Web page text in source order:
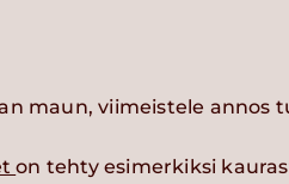
maun, viimeistele annos
on tehty esimerkiksi